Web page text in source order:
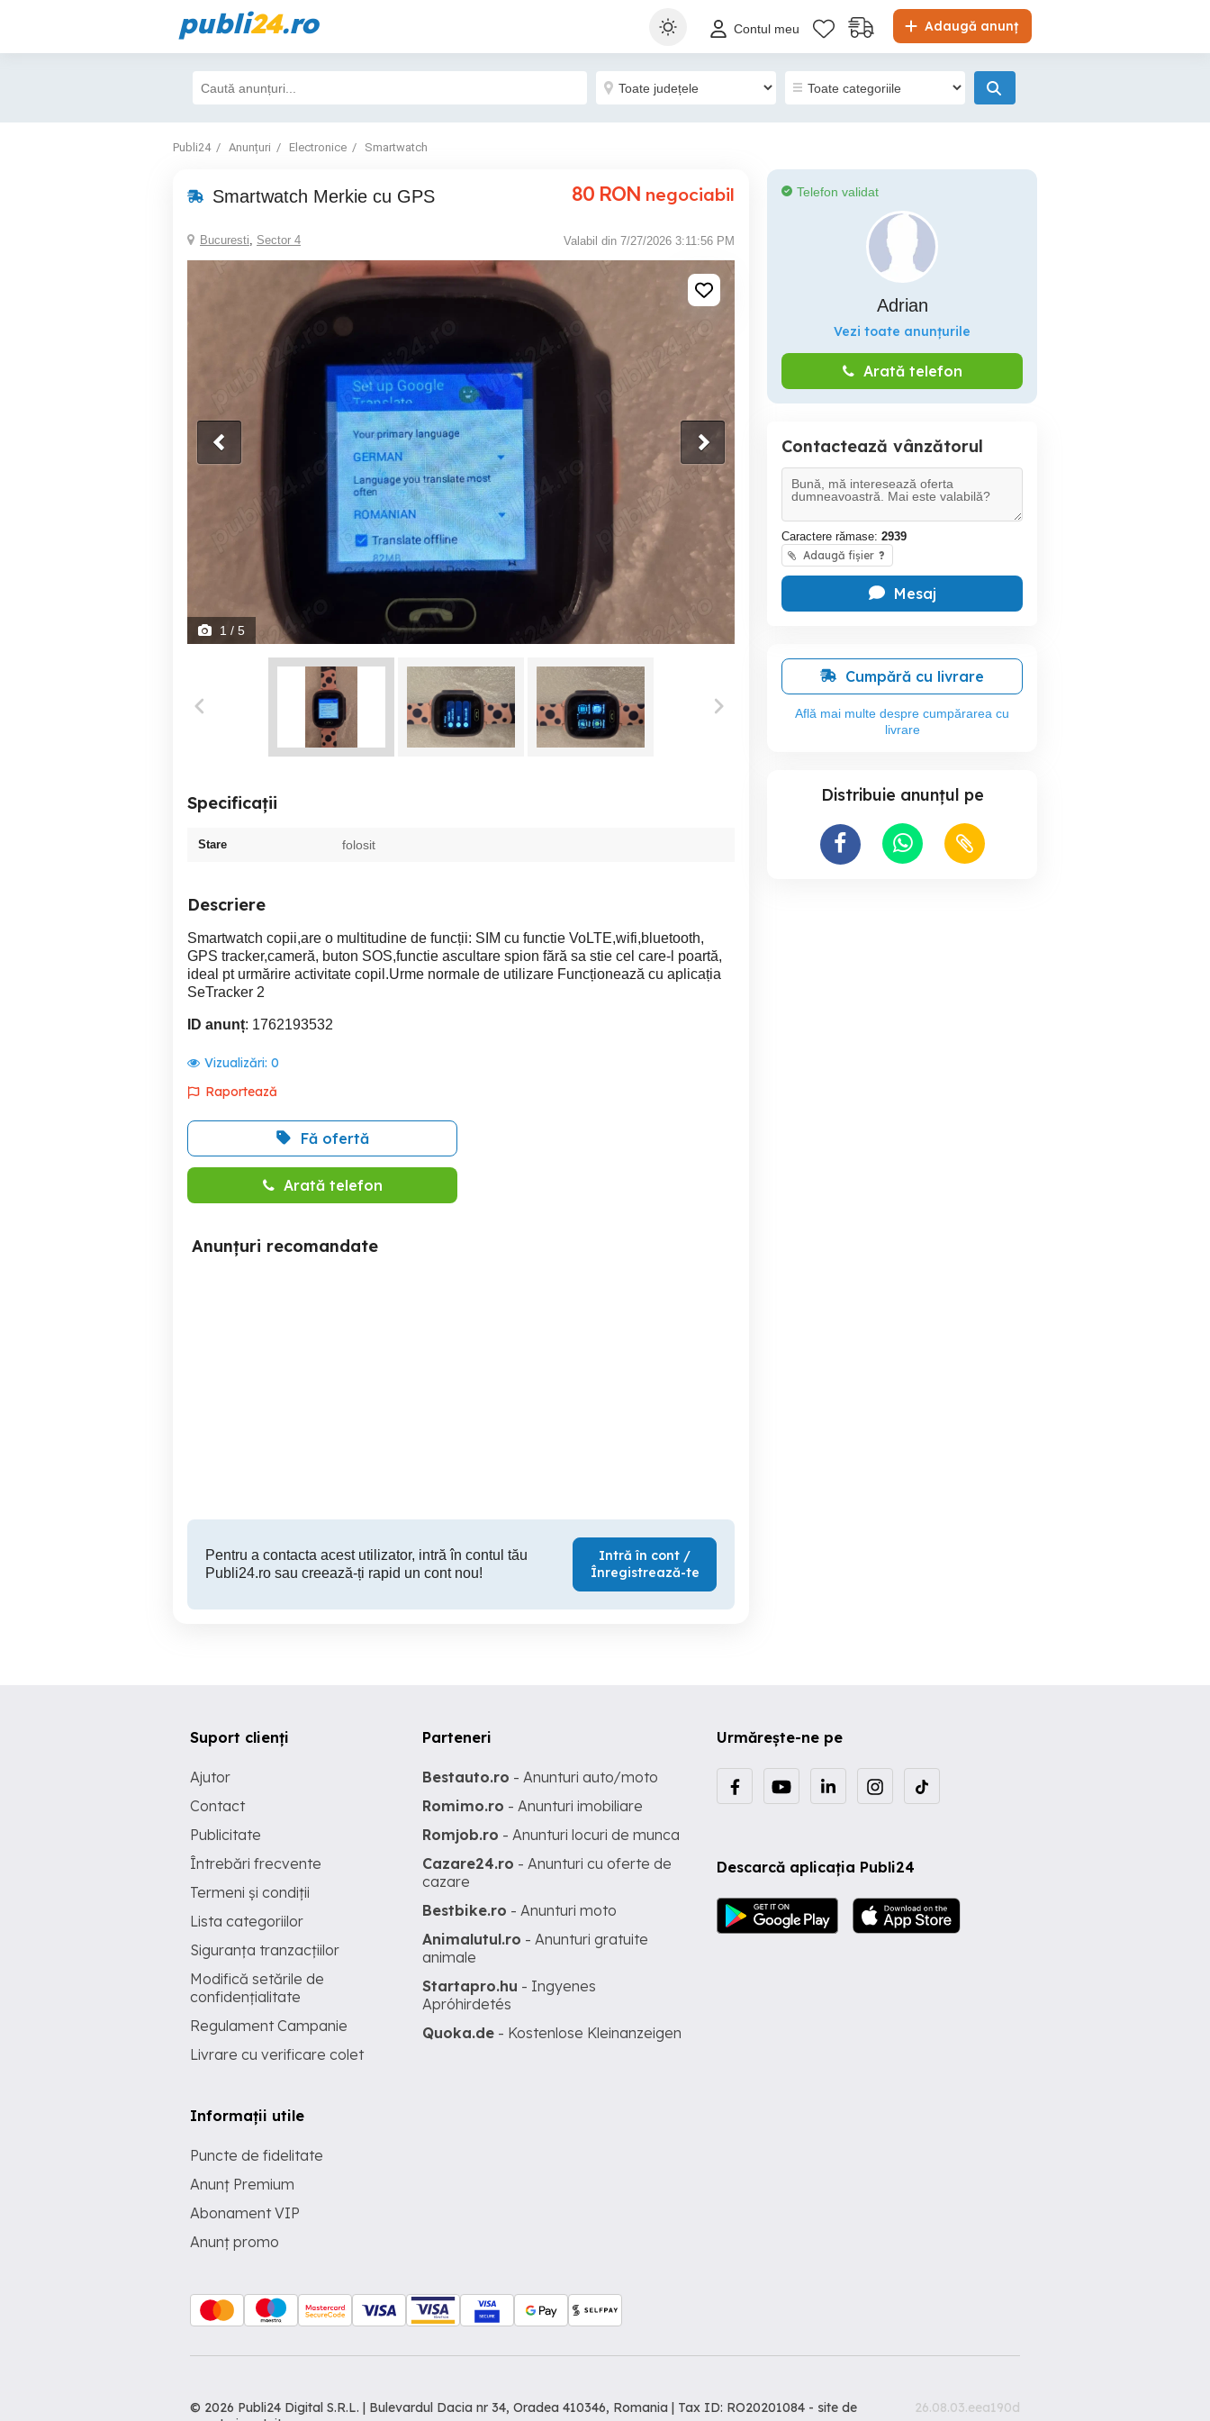
publi24.ro Adaugă anunț
Contul meu
Publi24 Anunțuri Electronice Smartwatch
Smartwatch Merkie cu GPS 80 RON negociabil
Bucuresti, Sector 4 Valabil din 7/27/2026 3:11:56 PM
1 / 5
Specificații
Stare folosit
Descriere
Smartwatch copii,are o multitudine de funcții: SIM cu functie VoLTE,wifi,bluetooth,
GPS tracker,cameră, buton SOS,functie ascultare spion fără sa stie cel care-l poartă,
ideal pt urmărire activitate copil.Urme normale de utilizare Funcționează cu aplicația
SeTracker 2
ID anunț: 1762193532
Vizualizări: 0
Raportează
Fă ofertă
Arată telefon
Anunțuri recomandate
Pentru a contacta acest utilizator, intră în contul tău
Publi24.ro sau creează-ți rapid un cont nou!
Intră în cont /
Înregistrează-te
Telefon validat
Adrian
Vezi toate anunțurile
Arată telefon
Contactează vânzătorul
Caractere rămase: 2939
Adaugă fișier ?
Mesaj
Cumpără cu livrare
Află mai multe despre cumpărarea cu
livrare
Distribuie anunțul pe
Urmărește-ne pe
Descarcă aplicația Publi24
Suport clienți
Ajutor
Contact
Publicitate
Întrebări frecvente
Termeni și condiții
Lista categoriilor
Siguranța tranzacțiilor
Modifică setările de
confidențialitate
Regulament Campanie
Livrare cu verificare colet
Informații utile
Puncte de fidelitate
Anunț Premium
Abonament VIP
Anunț promo
Parteneri
Bestauto.ro - Anunturi auto/moto
Romimo.ro - Anunturi imobiliare
Romjob.ro - Anunturi locuri de munca
Cazare24.ro - Anunturi cu oferte de
cazare
Bestbike.ro - Anunturi moto
Animalutul.ro - Anunturi gratuite
animale
Startapro.hu - Ingyenes
Apróhirdetés
Quoka.de - Kostenlose Kleinanzeigen
© 2026 Publi24 Digital S.R.L. | Bulevardul Dacia nr 34, Oradea 410346, Romania | Tax ID: RO20201084 - site de
26.08.03.eea190d